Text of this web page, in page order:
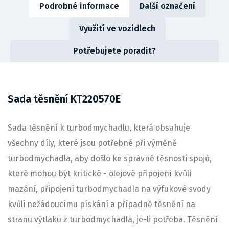
Podrobné informace Další označení
Využití ve vozidlech
Potřebujete poradit?
Sada těsnění KT220570E
Sada těsnění k turbodmychadlu, která obsahuje
všechny díly, které jsou potřebné při výměně
turbodmychadla, aby došlo ke správné těsnosti spojů,
které mohou být kritické - olejové připojení kvůli
mazání, připojení turbodmychadla na výfukové svody
kvůli nežádoucímu pískání a případně těsnění na
stranu výtlaku z turbodmychadla, je-li potřeba. Těsnění